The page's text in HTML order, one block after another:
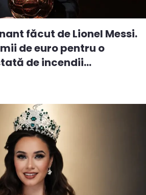
făcut de Lionel Messi.
de euro pentru o
de incendii